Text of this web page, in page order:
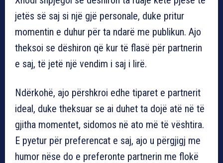
jetës së saj si një gjë personale, duke pritur
momentin e duhur për ta ndarë me publikun. Ajo
theksoi se dëshiron që kur të flasë për partnerin
e saj, të jetë një vendim i saj i lirë.
Ndërkohë, ajo përshkroi edhe tiparet e partnerit
ideal, duke theksuar se ai duhet ta dojë atë në të
gjitha momentet, sidomos në ato më të vështira.
E pyetur për preferencat e saj, ajo u përgjigj me
humor nëse do e preferonte partnerin me flokë